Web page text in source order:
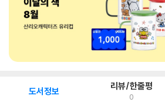
도서정보 리뷰/한줄평
0